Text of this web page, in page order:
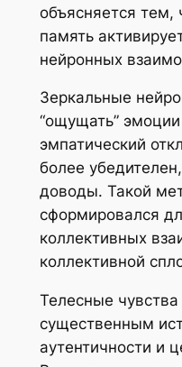
объясняется тем,
память
нейронных
Зеркальные
“ощущать”
эмпатический
более
доводы. Такой
сформировался
коллективных
коллективной
Телесные
существенным
аутентичности и